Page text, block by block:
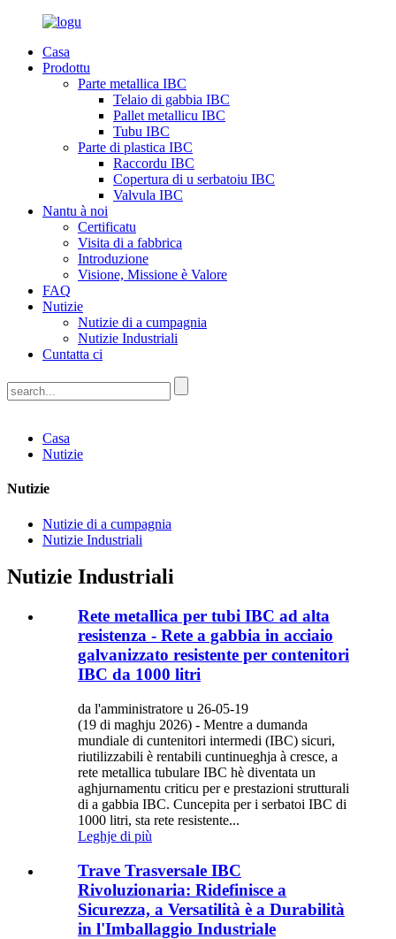
Casa
Prodottu
Parte metallica IBC
Telaio di gabbia IBC
Pallet metallicu IBC
Tubu IBC
Parte di plastica IBC
Raccordu IBC
Copertura di u serbatoiu IBC
Valvula IBC
Nantu à noi
Certificatu
Visita di a fabbrica
Introduzione
Visione, Missione è Valore
FAQ
Nutizie
Nutizie di a cumpagnia
Nutizie Industriali
Cuntatta ci
Casa
Nutizie
Nutizie
Nutizie di a cumpagnia
Nutizie Industriali
Nutizie Industriali
Rete metallica per tubi IBC ad alta
resistenza - Rete a gabbia in acciaio
galvanizzato resistente per contenitori
IBC da 1000 litri
da l'amministratore u 26-05-19
(19 di maghju 2026) - Mentre a dumanda
mundiale di cuntenitori intermedi (IBC) sicuri,
riutilizzabili è rentabili cuntinueghja à cresce, a
rete metallica tubulare IBC hè diventata un
aghjurnamentu criticu per e prestazioni strutturali
di a gabbia IBC. Cuncepita per i serbatoi IBC di
1000 litri, sta rete resistente...
Leghje di più
Trave Trasversale IBC
Rivoluzionaria: Ridefinisce a
Sicurezza, a Versatilità è a Durabilità
in l'Imballaggio Industriale